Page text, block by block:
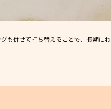
わたってお家を保護してくれる素敵な仕上がりに…✧₊°』